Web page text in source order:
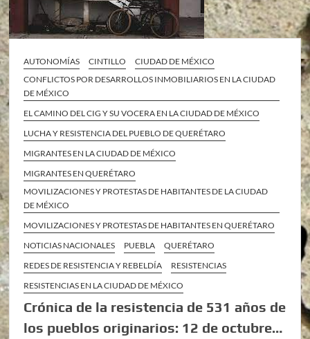
AUTONOMÍAS CINTILLO
CIUDAD DE MÉXICO
CONFLICTOS POR DESARROLLOS INMOBILIARIOS EN LA CIUDAD
DE MÉXICO
EL CAMINO DEL CIG Y SU VOCERA EN LA CIUDAD DE MÉXICO
LUCHA Y RESISTENCIA DEL PUEBLO DE QUERÉTARO
MIGRANTES EN LA CIUDAD DE MÉXICO
MIGRANTES EN QUERÉTARO
MOVILIZACIONES Y PROTESTAS DE HABITANTES DE LA CIUDAD
DE MÉXICO
MOVILIZACIONES Y PROTESTAS DE HABITANTES EN QUERÉTARO
NOTICIAS NACIONALES
PUEBLA
QUERÉTARO
REDES DE RESISTENCIA Y REBELDÍA
RESISTENCIAS
RESISTENCIAS EN LA CIUDAD DE MÉXICO
Crónica de la resistencia de 531 años de
los pueblos originarios: 12 de octubre…